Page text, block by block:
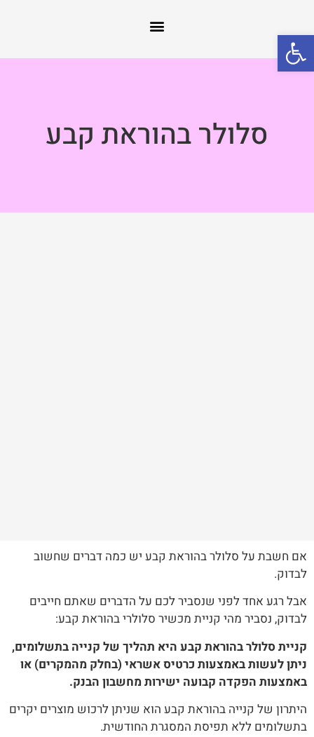
פתח סרגל נגישות
סלולר בהוראת קבע
אם חשבת על סלולר בהוראת קבע יש כמה דברים שחשוב
לבדוק.
אבל רגע אחד לפני שנסביר לכם על הדברים שאתם חייבים
לבדוק, נסביר מהי קניית מכשיר סלולרי בהוראת קבע:
קניית סלולר בהוראת קבע היא תהליך של קנייה בתשלומים,
ניתן לעשות באמצעות כרטיס אשראי (בחלק מהמקרים) או
באמצעות הפקדה קבועה ישירות מחשבון הבנק.
היתרון של קנייה בהוראת קבע הוא שניתן לרכוש מוצרים יקרים
בתשלומים ללא תפיסת המסגרת החודשית.